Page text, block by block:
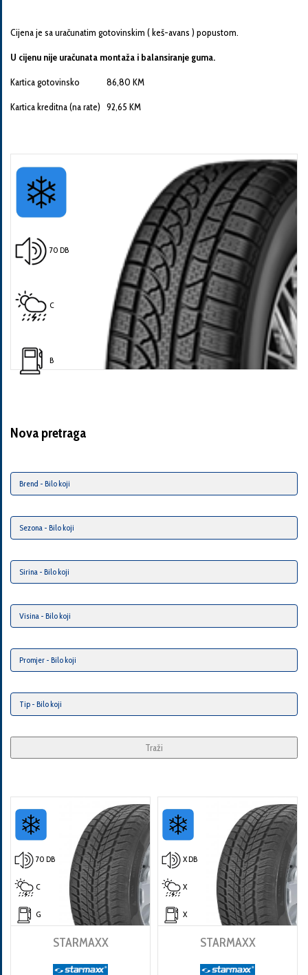
Pošalji
Cijena je sa uračunatim gotovinskim ( keš-avans ) popustom.
U cijenu nije uračunata montaža i balansiranje guma.
Kartica gotovinsko 86,80 KM
Kartica kreditna (na rate) 92,65 KM
70 DB
C
B
Nova pretraga
Traži
70 DB
C
G
STARMAXX
X DB
X
X
STARMAXX